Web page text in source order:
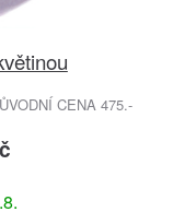
CENA 475.-